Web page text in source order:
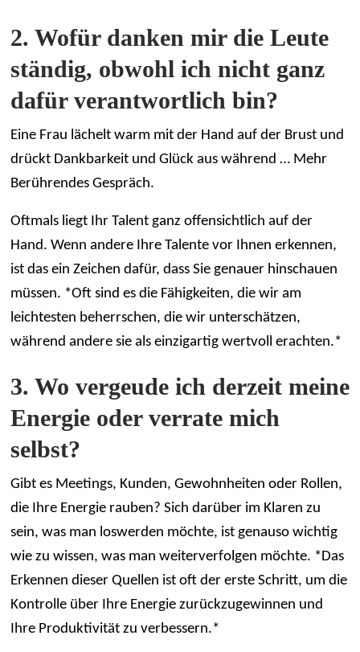
2. Wofür danken mir die Leute
ständig, obwohl ich nicht ganz
dafür verantwortlich bin?
Eine Frau lächelt warm mit der Hand auf der Brust und
drückt Dankbarkeit und Glück aus während … Mehr
Berührendes Gespräch.
Oftmals liegt Ihr Talent ganz offensichtlich auf der
Hand. Wenn andere Ihre Talente vor Ihnen erkennen,
ist das ein Zeichen dafür, dass Sie genauer hinschauen
müssen. *Oft sind es die Fähigkeiten, die wir am
leichtesten beherrschen, die wir unterschätzen,
während andere sie als einzigartig wertvoll erachten.*
3. Wo vergeude ich derzeit meine
Energie oder verrate mich
selbst?
Gibt es Meetings, Kunden, Gewohnheiten oder Rollen,
die Ihre Energie rauben? Sich darüber im Klaren zu
sein, was man loswerden möchte, ist genauso wichtig
wie zu wissen, was man weiterverfolgen möchte. *Das
Erkennen dieser Quellen ist oft der erste Schritt, um die
Kontrolle über Ihre Energie zurückzugewinnen und
Ihre Produktivität zu verbessern.*